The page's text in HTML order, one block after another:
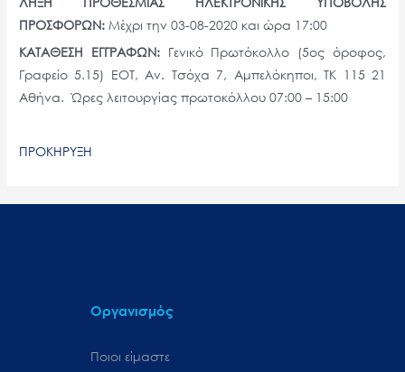
ΠΡΟΣΦΟΡΩΝ:Μέχρι την 03-08-2020 και ώρα 17:00
ΚΑΤΑΘΕΣΗ ΕΓΓΡΑΦΩΝ:Γενικό Πρωτόκολλο (5ος όροφος,
Γραφείο 5.15) ΕΟΤ, Αν. Τσόχα 7, Αμπελόκηποι, ΤΚ 115 21
Αθήνα. Ώρες λειτουργίας πρωτοκόλλου 07:00 – 15:00
ΠΡΟΚΗΡΥΞΗ
Οργανισμός
Ποιοι είμαστε